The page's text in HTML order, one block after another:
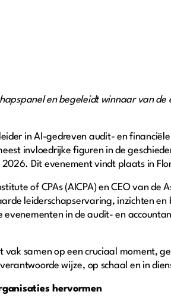
en begeleidt winnaar van de
in AI-gedreven audit- en
invloedrijke figuren in de
Dit evenement vindt plaats in
of CPAs (AICPA) en CEO van de
leiderschapservaring, inzichten
in de audit- en
samen op een cruciaal moment,
wijze, op schaal en in
hervormen